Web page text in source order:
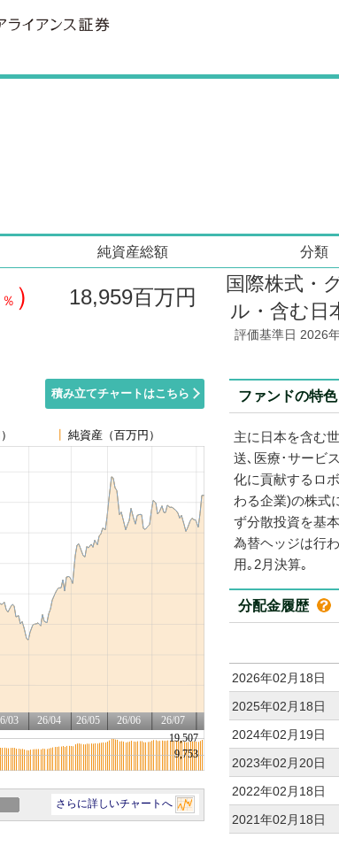
純資産総額 分類
％ ） 18,959百万円
国際株式・
ル・含む日
評価基準日 2026
積み立てチャートはこちら ファンドの特色
主に日本を含む
送､医療･サービ
化に貢献するロ
わる企業)の株式
ず分散投資を基
為替ヘッジは行
用｡2月決算｡
分配金履歴
2026年02月18日
2025年02月18日
2024年02月19日
2023年02月20日
2022年02月18日
2021年02月18日